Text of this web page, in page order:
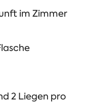
im Zimmer
2 Liegen pro